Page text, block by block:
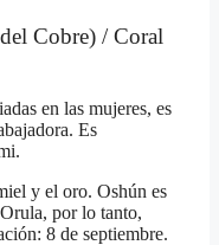
Cobre) / Coral
en las mujeres, es
Es
y el oro. Oshún es
por lo tanto,
8 de septiembre.